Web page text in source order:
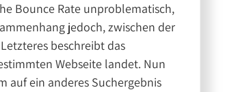
Bounce Rate unproblematisch,
jedoch, zwischen der
beschreibt das
Webseite landet. Nun
auf ein anderes Suchergebnis